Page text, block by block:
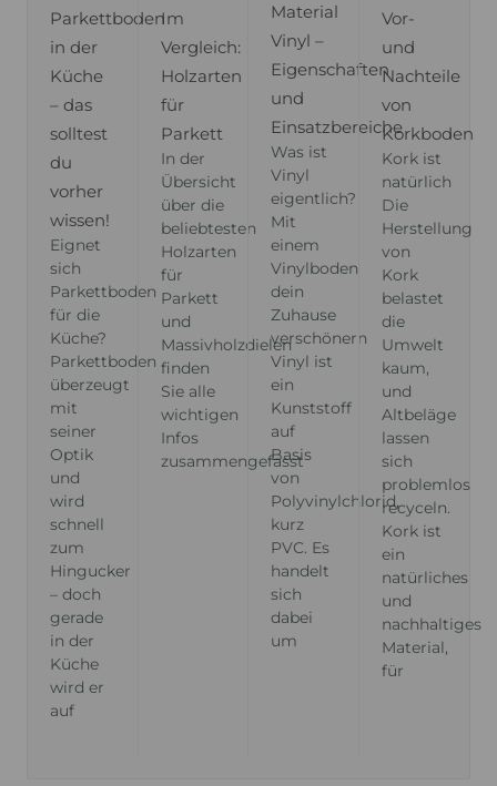
Parkettboden
in der
Küche
– das
solltest
du
vorher
wissen!
Eignet
sich
Parkettboden
für die
Küche?
Parkettboden
überzeugt
mit
seiner
Optik
und
wird
schnell
zum
Hingucker
– doch
gerade
in der
Küche
wird er
auf
Im
Vergleich:
Holzarten
für
Parkett
In der
Übersicht
über die
beliebtesten
Holzarten
für
Parkett
und
Massivholzdielen
finden
Sie alle
wichtigen
Infos
zusammengefasst
Material
Vinyl –
Eigenschaften
und
Einsatzbereiche
Was ist
Vinyl
eigentlich?
Mit
einem
Vinylboden
dein
Zuhause
verschönern
Vinyl ist
ein
Kunststoff
auf
Basis
von
Polyvinylchlorid,
kurz
PVC. Es
handelt
sich
dabei
um
Vor-
und
Nachteile
von
Korkboden
Kork ist
natürlich
Die
Herstellung
von
Kork
belastet
die
Umwelt
kaum,
und
Altbeläge
lassen
sich
problemlos
recyceln.
Kork ist
ein
natürliches
und
nachhaltiges
Material,
für